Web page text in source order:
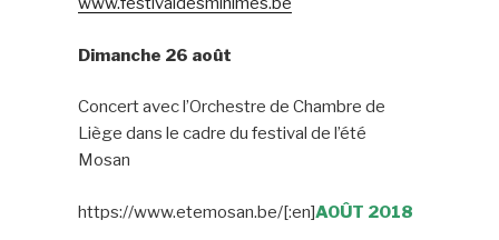
Dimanche 26 août
Concert avec l’Orchestre de Chambre de
Liège dans le cadre du festival de l’été
Mosan
https://www.etemosan.be/[:en]AOÛT 2018